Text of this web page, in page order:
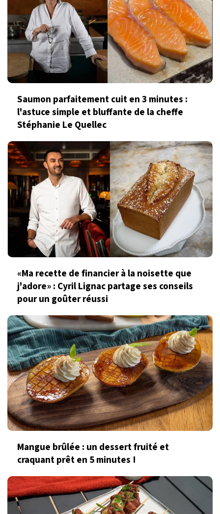
Saumon parfaitement cuit en 3 minutes :
l'astuce simple et bluffante de la cheffe
Stéphanie Le Quellec
«Ma recette de financier à la noisette que
j'adore» : Cyril Lignac partage ses conseils
pour un goûter réussi
Mangue brûlée : un dessert fruité et
craquant prêt en 5 minutes !